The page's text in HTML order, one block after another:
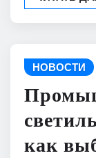
НОВОСТИ
как